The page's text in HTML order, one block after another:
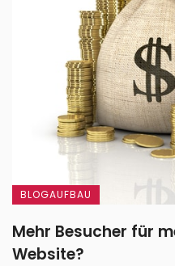
BLOGAUFBAU
Mehr Besucher für
Website?